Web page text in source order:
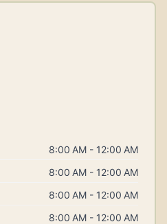
8:00 AM - 12:00 AM
8:00 AM - 12:00 AM
8:00 AM - 12:00 AM
8:00 AM - 12:00 AM